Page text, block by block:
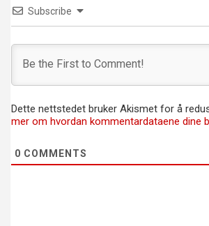
Subscribe
Dette nettstedet bruker Akismet for å
mer om hvordan kommentardataene dine
0 COMMENTS